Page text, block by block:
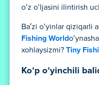
oʻz oʻljasini ilintirish
Baʼzi oʻyinlar qiziqarli
Fishing World
xohlaysizmi? Tiny
Koʻp oʻyinchili